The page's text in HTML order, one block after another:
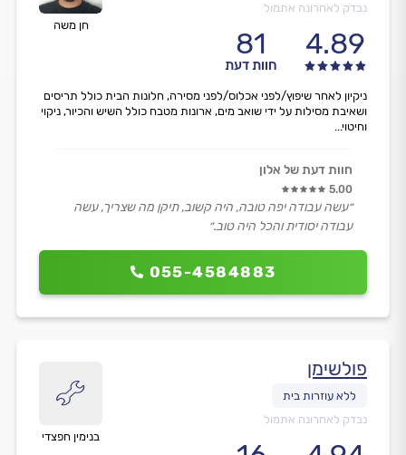
חן משה
נבדק לאחרונה אתמול
4.89
81
חוות דעת
055-4584883
ניקיון לאחר שיפוץ/לפני אכלוס/לפני מסירה, חלונות הבית כולל תריסים
ושאיבת מסילות על ידי שואב מים, ארונות מטבח כולל השיש והכיור, ניקוי
וחיטוי...
חוות דעת של אלון
5.00
״עשה עבודה יפה טובה, היה קשוב, תיקן מה שצריך, עשה
עבודה יסודית והכל היה טוב.״
בנימין חפצדי
פולשימן
נבדק לאחרונה אתמול